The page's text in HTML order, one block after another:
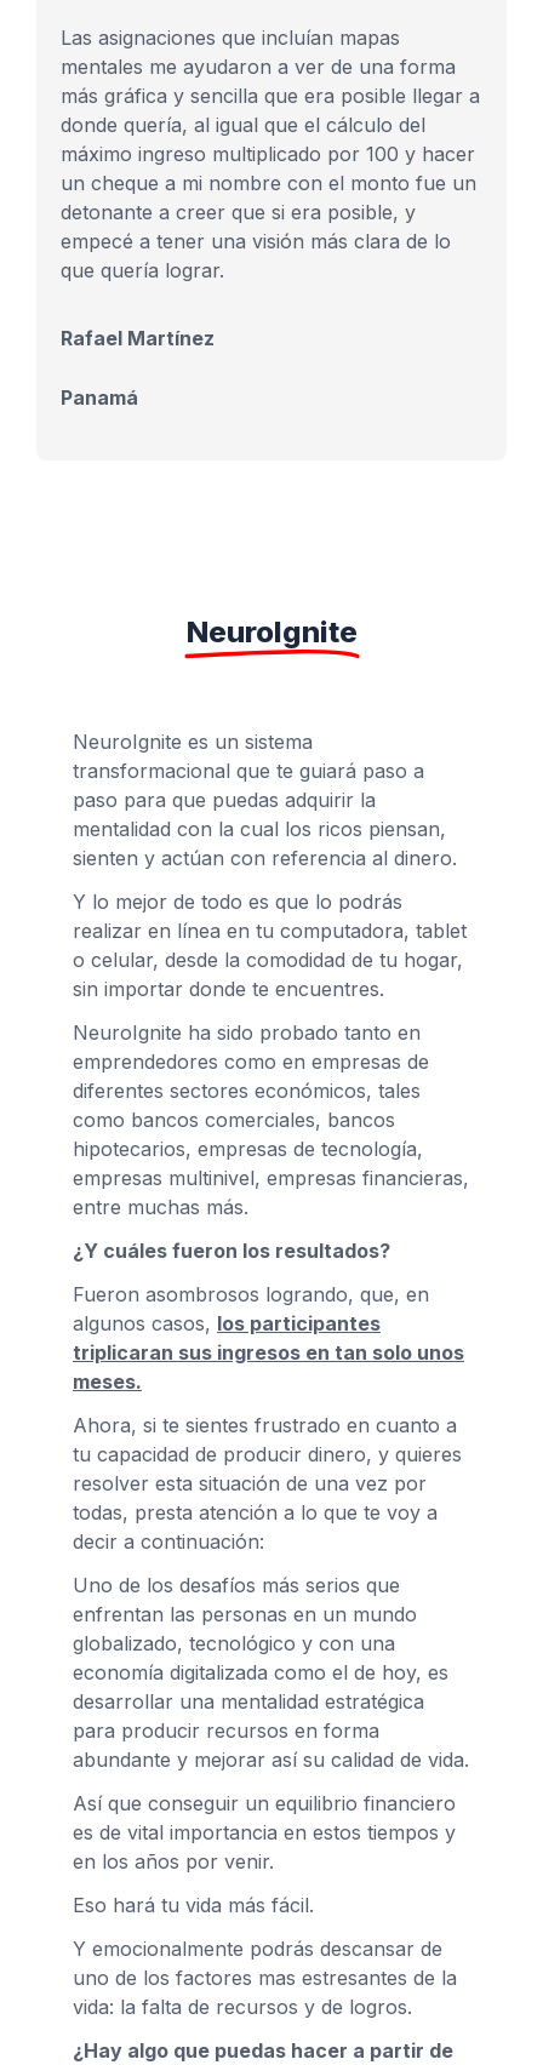
Las asignaciones que incluían mapas
mentales me ayudaron a ver de una forma
más gráfica y sencilla que era posible llegar a
donde quería, al igual que el cálculo del
máximo ingreso multiplicado por 100 y hacer
un cheque a mi nombre con el monto fue un
detonante a creer que si era posible, y
empecé a tener una visión más clara de lo
que quería lograr.
Rafael Martínez
Panamá
NeuroIgnite
NeuroIgnite es un sistema
transformacional que te guiará paso a
paso para que puedas adquirir la
mentalidad con la cual los ricos piensan,
sienten y actúan con referencia al dinero.
Y lo mejor de todo es que lo podrás
realizar en línea en tu computadora, tablet
o celular, desde la comodidad de tu hogar,
sin importar donde te encuentres.
NeuroIgnite ha sido probado tanto en
emprendedores como en empresas de
diferentes sectores económicos, tales
como bancos comerciales, bancos
hipotecarios, empresas de tecnología,
empresas multinivel, empresas financieras,
entre muchas más.
¿Y cuáles fueron los resultados?
Fueron asombrosos logrando, que, en
algunos casos, los participantes
triplicaran sus ingresos en tan solo unos
meses.
Ahora, si te sientes frustrado en cuanto a
tu capacidad de producir dinero, y quieres
resolver esta situación de una vez por
todas, presta atención a lo que te voy a
decir a continuación:
Uno de los desafíos más serios que
enfrentan las personas en un mundo
globalizado, tecnológico y con una
economía digitalizada como el de hoy, es
desarrollar una mentalidad estratégica
para producir recursos en forma
abundante y mejorar así su calidad de vida.
Así que conseguir un equilibrio financiero
es de vital importancia en estos tiempos y
en los años por venir.
Eso hará tu vida más fácil.
Y emocionalmente podrás descansar de
uno de los factores mas estresantes de la
vida: la falta de recursos y de logros.
¿Hay algo que puedas hacer a partir de